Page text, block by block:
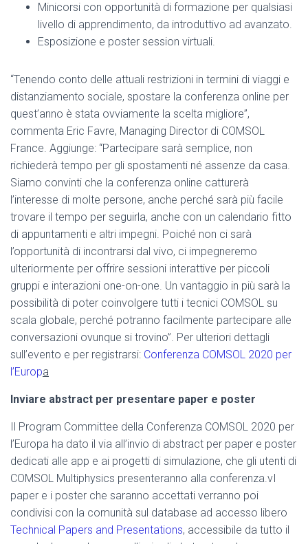
Minicorsi con opportunità di formazione per qualsiasi
livello di apprendimento, da introduttivo ad avanzato.
Esposizione e poster session virtuali.
“Tenendo conto delle attuali restrizioni in termini di viaggi e
distanziamento sociale, spostare la conferenza online per
quest’anno è stata ovviamente la scelta migliore”,
commenta Eric Favre, Managing Director di COMSOL
France. Aggiunge: “Partecipare sarà semplice, non
richiederà tempo per gli spostamenti né assenze da casa.
Siamo convinti che la conferenza online catturerà
l’interesse di molte persone, anche perché sarà più facile
trovare il tempo per seguirla, anche con un calendario fitto
di appuntamenti e altri impegni. Poiché non ci sarà
l’opportunità di incontrarsi dal vivo, ci impegneremo
ulteriormente per offrire sessioni interattive per piccoli
gruppi e interazioni one-on-one. Un vantaggio in più sarà la
possibilità di poter coinvolgere tutti i tecnici COMSOL su
scala globale, perché potranno facilmente partecipare alle
conversazioni ovunque si trovino”. Per ulteriori dettagli
sull’evento e per registrarsi: Conferenza COMSOL 2020 per
l’Europa
Inviare abstract per presentare paper e poster
Il Program Committee della Conferenza COMSOL 2020 per
l’Europa ha dato il via all’invio di abstract per paper e poster
dedicati alle app e ai progetti di simulazione, che gli utenti di
COMSOL Multiphysics presenteranno alla conferenza.vI
paper e i poster che saranno accettati verranno poi
condivisi con la comunità sul database ad accesso libero
Technical Papers and Presentations, accessibile da tutto il